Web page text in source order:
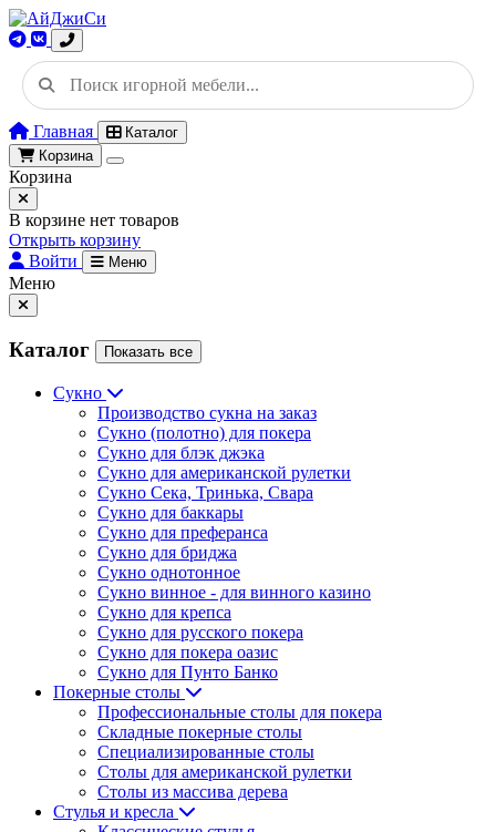
Главная
Каталог
Корзина
Корзина
В корзине нет товаров
Открыть корзину
Войти
Меню
Меню
Каталог Показать все
Сукно
Производство сукна на заказ
Сукно (полотно) для покера
Сукно для блэк джэка
Сукно для американской рулетки
Сукно Сека, Тринька, Свара
Сукно для баккары
Сукно для преферанса
Сукно для бриджа
Сукно однотонное
Сукно винное - для винного казино
Сукно для крепса
Сукно для русского покера
Сукно для покера оазис
Сукно для Пунто Банко
Покерные столы
Профессиональные столы для покера
Складные покерные столы
Специализированные столы
Столы для американской рулетки
Столы из массива дерева
Стулья и кресла